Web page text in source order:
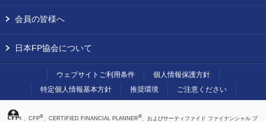
会員の皆様へ
日本FP協会について
ウェブサイトご利用条件
個人情報保護方針
特定個人情報基本方針
推奨環境 ご注意ください
、CFP®、CERTIFIED FINANCIAL PLANNER®、およびサーティファイド ファイナンシャル プ